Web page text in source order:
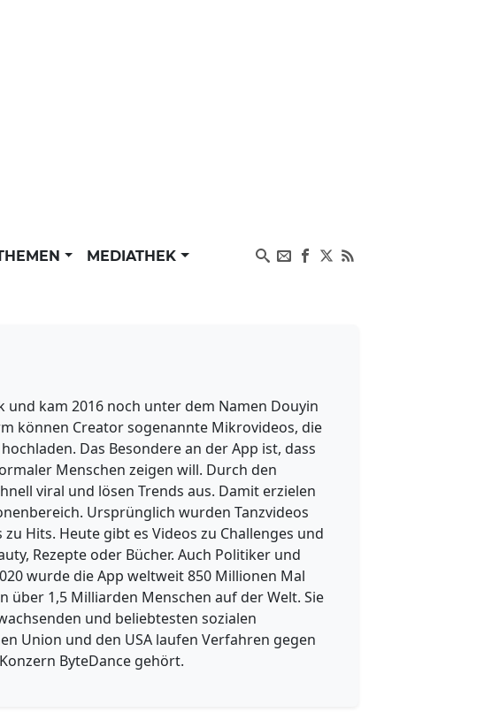
MEDIATHEK
und kam 2016 noch unter dem Namen Douyin
können Creator sogenannte Mikrovideos, die
Das Besondere an der App ist, dass
Menschen zeigen will. Durch den
viral und lösen Trends aus. Damit erzielen
Ursprünglich wurden Tanzvideos
Hits. Heute gibt es Videos zu Challenges und
Rezepte oder Bücher. Auch Politiker und
wurde die App weltweit 850 Millionen Mal
über 1,5 Milliarden Menschen auf der Welt. Sie
und beliebtesten sozialen
Union und den USA laufen Verfahren gegen
ByteDance gehört.